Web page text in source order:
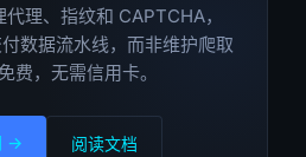
理、指纹和 CAPTCHA，
数据流水线，而非维护爬取
费，无需信用卡。
→ 阅读文档